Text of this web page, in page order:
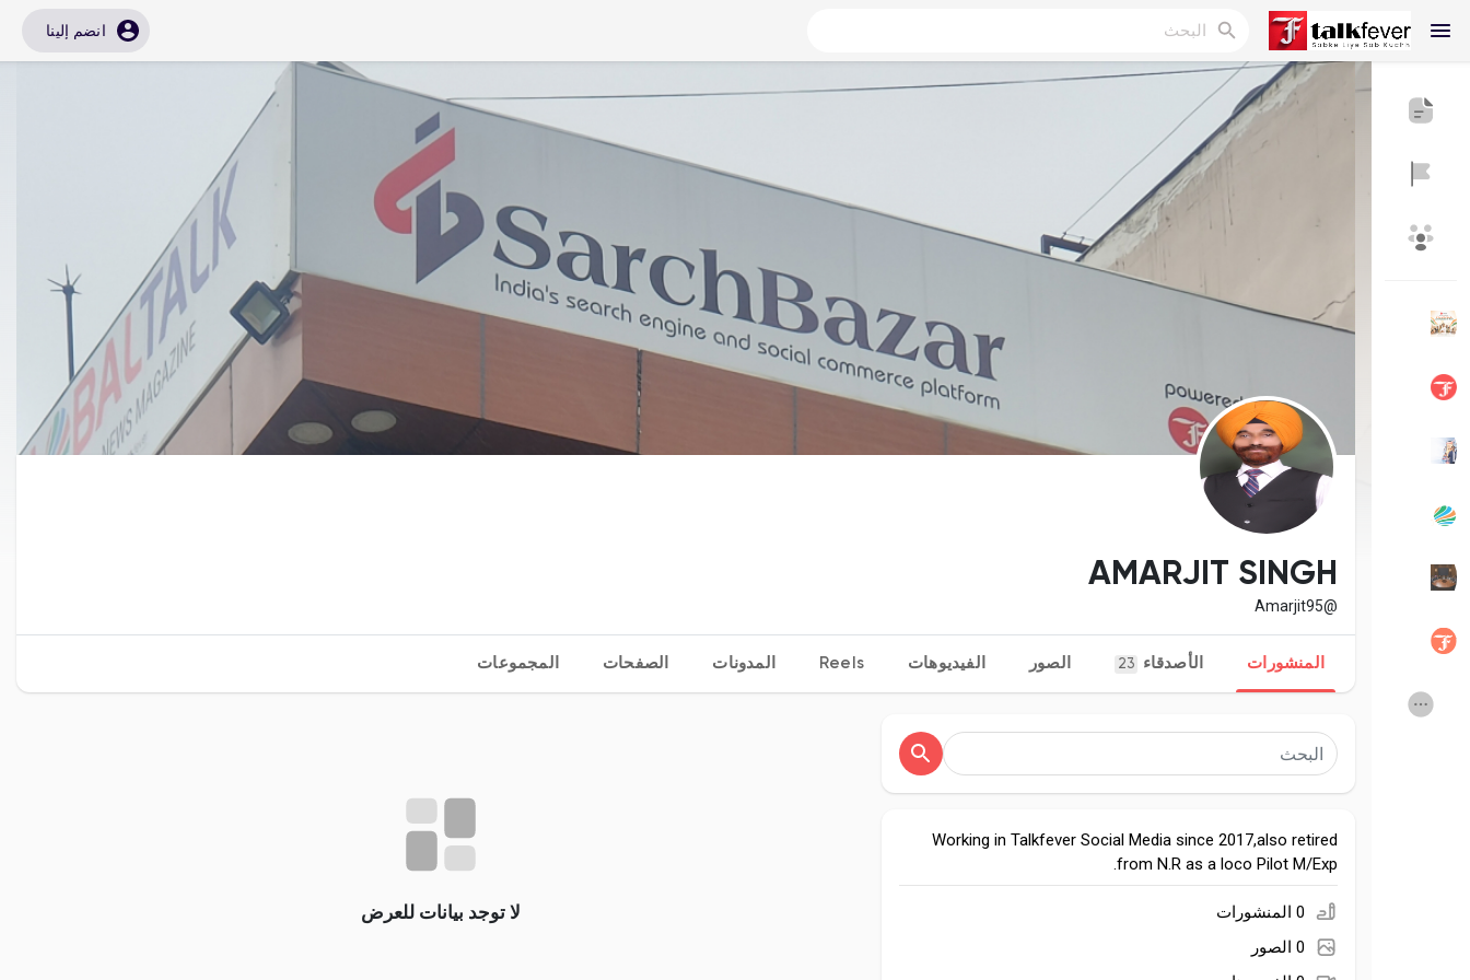
انضم إلينا
المدونات
اكتشف الصفحات صفحات أُعجبت بها
المنشورات المشهورة اكتشف المشاركات
Creator Award
AMARJIT SINGH
@Amarjit95
المنشورات الأصدقاء 23 الصور الفيديوهات Reels المدونات الصفحات المجموعات
Working in Talkfever Social Media since 2017,also retired
from N.R as a loco Pilot M/Exp.
0 المنشورات
0 الصور
لا توجد بيانات للعرض